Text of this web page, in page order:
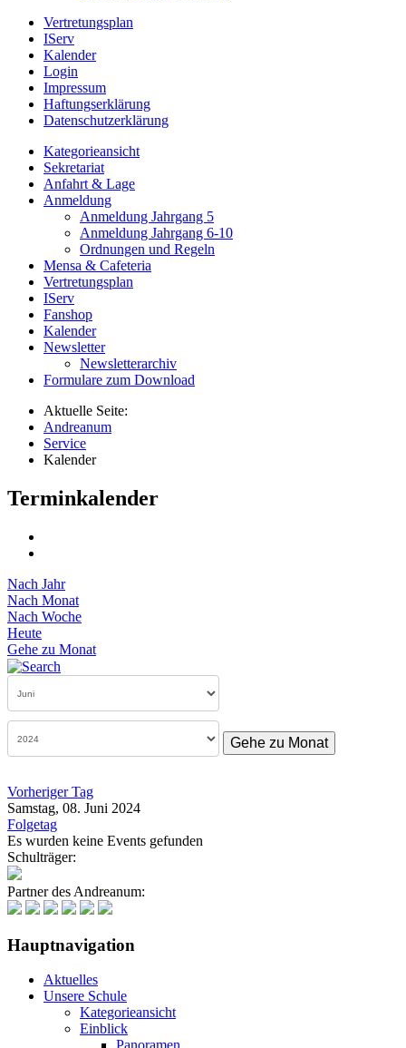
Vertretungsplan
IServ
Kalender
Login
Impressum
Haftungserklärung
Datenschutzerklärung
Kategorieansicht
Sekretariat
Anfahrt & Lage
Anmeldung
Anmeldung Jahrgang 5
Anmeldung Jahrgang 6-10
Ordnungen und Regeln
Mensa & Cafeteria
Vertretungsplan
IServ
Fanshop
Kalender
Newsletter
Newsletterarchiv
Formulare zum Download
Aktuelle Seite:
Andreanum
Service
Kalender
Terminkalender
Nach Jahr
Nach Monat
Nach Woche
Heute
Gehe zu Monat
Gehe zu Monat
Vorheriger Tag
Samstag, 08. Juni 2024
Folgetag
Es wurden keine Events gefunden
Schulträger:
Partner des Andreanum:
Hauptnavigation
Aktuelles
Unsere Schule
Kategorieansicht
Einblick